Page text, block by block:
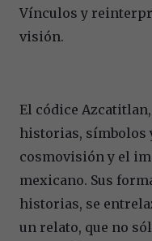
Vínculos y
visión.
El códice
historias, símbolos
cosmovisión y el
mexicano. Sus
historias, se
un relato, que no